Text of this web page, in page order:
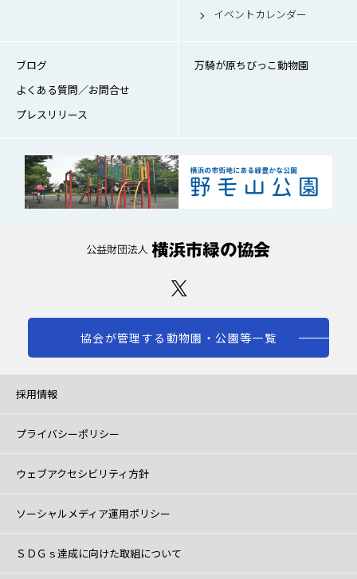
イベントカレンダー
ブログ
よくある質問／お問合せ
プレスリリース
万騎が原ちびっこ動物園
協会が管理する動物園・公園等一覧
採用情報
プライバシーポリシー
ウェブアクセシビリティ方針
ソーシャルメディア運用ポリシー
ＳＤＧｓ達成に向けた取組について